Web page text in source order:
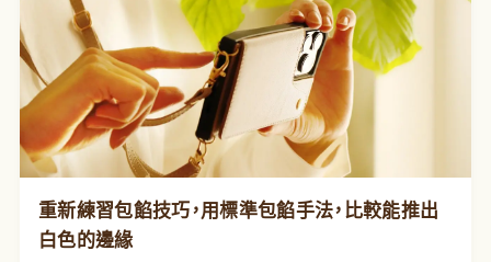
重新練習包餡技巧，用標準包餡手法，比較能推出
白色的邊緣